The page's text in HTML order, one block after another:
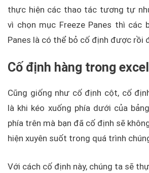
thực hiện các thao tác tương tự
vì chọn mục Freeze Panes thì các
Panes là có thể bỏ cố định được rồi
Cố định hàng trong excel
Cũng giống như cố định cột, cố
là khi kéo xuống phía dưới của
phía trên mà bạn đã cố định sẽ
hiện xuyên suốt trong quá trình
Với cách cố định này, chúng ta sẽ